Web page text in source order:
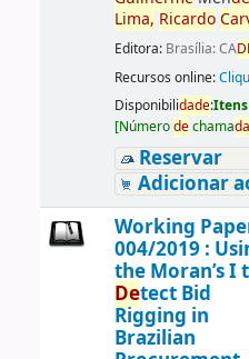
Lima, Ricardo
Editora: Brasília: CA
Recursos online:
Disponibilidade:
[Númerodechamada
Reservar
Adicionar
Working
004/2019 :
the Moran’s I
Detect Bid
Rigging in
Brazilian